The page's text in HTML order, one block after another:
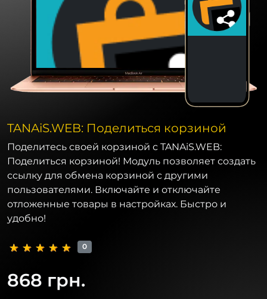
TANAiS.WEB: Поделиться корзиной
Поделитесь своей корзиной с TANAiS.WEB:
Поделиться корзиной! Модуль позволяет создать
ссылку для обмена корзиной с другими
пользователями. Включайте и отключайте
отложенные товары в настройках. Быстро и
удобно!
0
868 грн.